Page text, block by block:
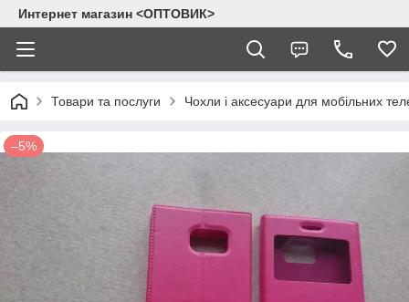
Интернет магазин <ОПТОВИК>
Товари та послуги Чохли і аксесуари для мобільних
–5%